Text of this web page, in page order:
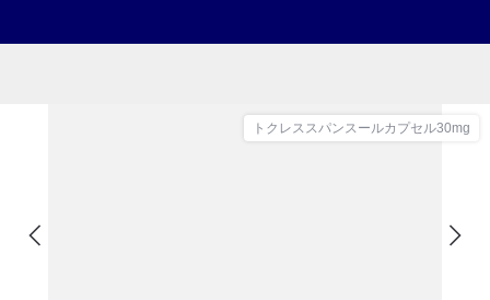
トクレススパンスールカプセル30mg